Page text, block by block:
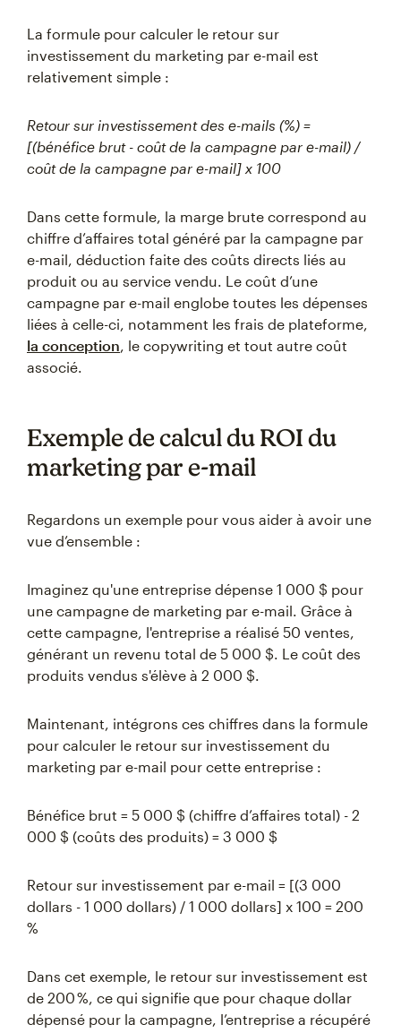
La formule pour calculer le retour sur
investissement du marketing par e-mail est
relativement simple :
Retour sur investissement des e-mails (%) =
[(bénéfice brut - coût de la campagne par e-mail) /
coût de la campagne par e-mail] x 100
Dans cette formule, la marge brute correspond au
chiffre d’affaires total généré par la campagne par
e-mail, déduction faite des coûts directs liés au
produit ou au service vendu. Le coût d’une
campagne par e-mail englobe toutes les dépenses
liées à celle-ci, notamment les frais de plateforme,
la conception, le copywriting et tout autre coût
associé.
Exemple de calcul du ROI du
marketing par e-mail
Regardons un exemple pour vous aider à avoir une
vue d’ensemble :
Imaginez qu'une entreprise dépense 1 000 $ pour
une campagne de marketing par e-mail. Grâce à
cette campagne, l'entreprise a réalisé 50 ventes,
générant un revenu total de 5 000 $. Le coût des
produits vendus s'élève à 2 000 $.
Maintenant, intégrons ces chiffres dans la formule
pour calculer le retour sur investissement du
marketing par e-mail pour cette entreprise :
Bénéfice brut = 5 000 $ (chiffre d’affaires total) - 2
000 $ (coûts des produits) = 3 000 $
Retour sur investissement par e-mail = [(3 000
dollars - 1 000 dollars) / 1 000 dollars] x 100 = 200
%
Dans cet exemple, le retour sur investissement est
de 200 %, ce qui signifie que pour chaque dollar
dépensé pour la campagne, l’entreprise a récupéré